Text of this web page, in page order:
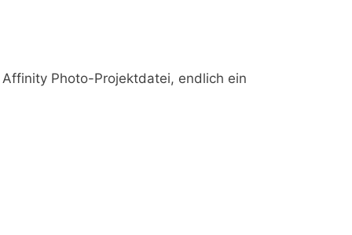
Photo-Projektdatei, endlich ein